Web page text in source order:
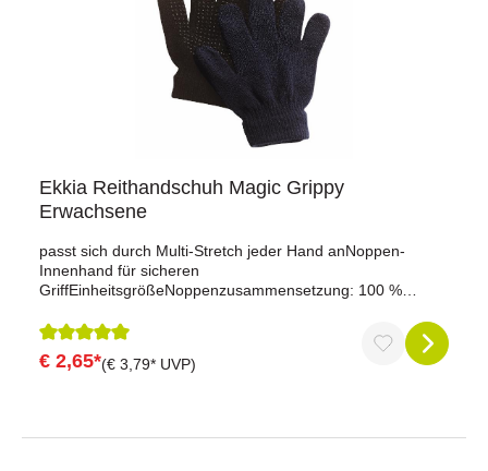
Ekkia Reithandschuh Magic Grippy
Erwachsene
passt sich durch Multi-Stretch jeder Hand anNoppen-
Innenhand für sicheren
GriffEinheitsgrößeNoppenzusammensetzung: 100 %
Textil: 85 % Polyacryl, 15 % Elasthan Noppen: 100 %
Durchschnittliche Bewertung von 5 von 5 Sternen
€ 2,65*(€ 3,79* UVP)